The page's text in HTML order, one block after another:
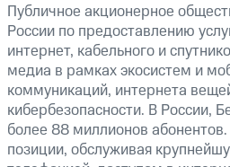
Публичное акционерное
России по предоставлению
интернет, кабельного и
медиа в рамках экосистем и
коммуникаций, интернета
кибербезопасности. В России,
более 88 миллионов
позиции, обслуживая